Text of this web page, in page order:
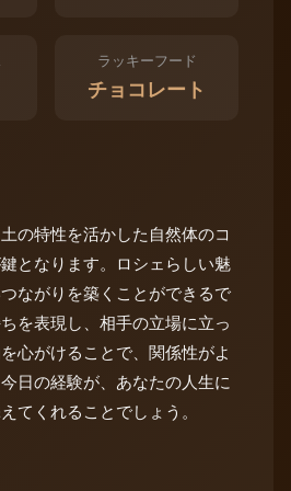
ラッキーフード
チョコレート
の特性を活かした自然体のコ
となります。ロシェらしい魅
ながりを築くことができるで
を表現し、相手の立場に立っ
心がけることで、関係性がよ
日の経験が、あなたの人生に
てくれることでしょう。